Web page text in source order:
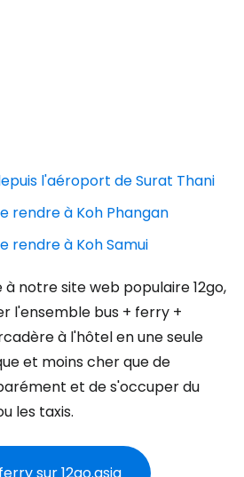
l'aéroport de Surat Thani
rendre à Koh Phangan
rendre à Koh Samui
notre site web populaire 12go,
l'ensemble bus + ferry +
à l'hôtel en une seule
et moins cher que de
et de s'occuper du
les taxis.